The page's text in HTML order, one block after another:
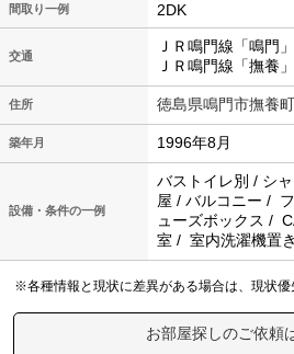
間取り一例 2DK
交通
ＪＲ鳴門線「鳴門
ＪＲ鳴門線「撫養
住所 徳島県鳴門市撫養
築年月 1996年8月
設備・条件の一例
バストイレ別 / シ
屋 / バルコニー /
ューズボックス /
室 / 室内洗濯機置
※各種情報と現状に差異がある場合は、現状優
お部屋探しのご依頼